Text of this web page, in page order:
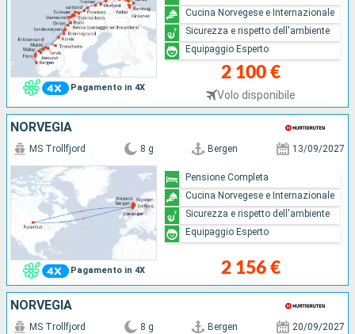
Pagamento in 4X
2 100 €
Volo disponibile
Cucina Norvegese e Internazionale
Sicurezza e rispetto dell'ambiente
Equipaggio Esperto
NORVEGIA
Pagamento in 4X
MS Trollfjord 8 g Bergen 13/09/2027
2 156 €
Pensione Completa
Cucina Norvegese e Internazionale
Sicurezza e rispetto dell'ambiente
Equipaggio Esperto
NORVEGIA
MS Trollfjord 8 g Bergen 20/09/2027